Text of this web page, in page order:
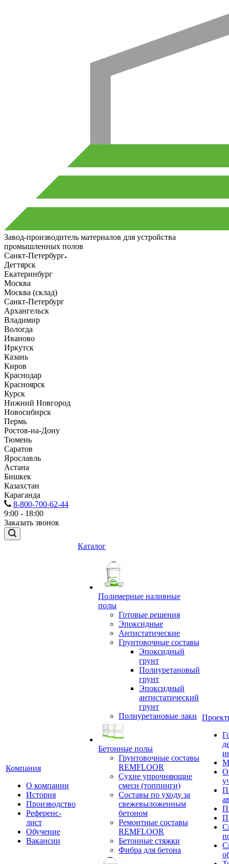
Завод-производитель материалов для устройства
промышленных полов
Санкт-Петербург
Дегтярск
Екатеринбург
Москва
Москва (склад)
Санкт-Петербург
Архангельск
Владимир
Вологда
Иваново
Иркутск
Казань
Киров
Краснодар
Красноярск
Курск
Нижний Новгород
Новосибирск
Пермь
Ростов-на-Дону
Тюмень
Саратов
Ярославль
Астана
Бишкек
Казахстан
Караганда
8-800-700-62-44
9:00 - 18:00
Заказать звонок
Компания
О компании
История
Производство
Референс-
лист
Обучение
Вакансии
Каталог
Полимерные наливные
полы
Готовые решения
Эпоксидные
Антистатические
Грунтовочные составы
Эпоксидный
грунт
Полиуретановый
грунт
Эпоксидный
антистатический
грунт
Полиуретановые лаки
Бетонные полы
Грунтовочные составы
REMFLOOR
Сухие упрочняющие
смеси (топпинги)
Составы по уходу за
свежевыложенным
бетоном
Ремонтные составы
REMFLOOR
Бетонные стяжки
Фибра для бетона